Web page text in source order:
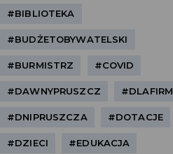
#BIBLIOTEKA
#BUDŻETOBYWATELSKI
#BURMISTRZ #COVID
#DAWNYPRUSZCZ #DLAFIRM
#DNIPRUSZCZA #DOTACJE
#DZIECI #EDUKACJA